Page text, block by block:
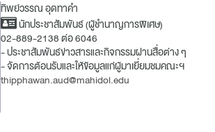
ทิพย์วรรณ อุดทาคำ
นักประชาสัมพันธ์ (ผู้ชำนาญการพิเศษ)
02-889-2138 ต่อ 6046
- ประชาสัมพันธ์ข่าวสารและกิจกรรมผ่านสื่อต่าง ๆ
- จัดการต้อนรับและให้ข้อมูลแก่ผู้มาเยี่ยมชมคณะฯ
thipphawan.aud@mahidol.edu